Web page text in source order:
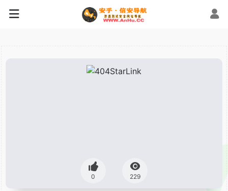
0 229